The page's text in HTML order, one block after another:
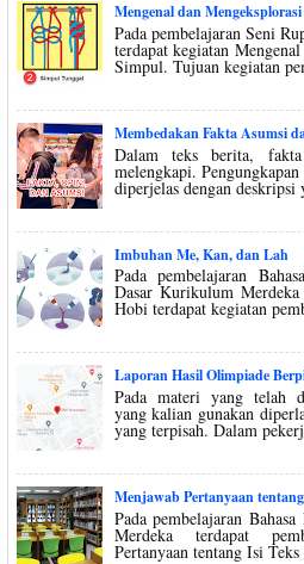
Mengenal dan
Pada pembelajaran Seni
terdapat kegiatan
Simpul. Tujuan kegiatan
Membedakan Fakta Asumsi
Dalam teks berita,
melengkapi.
diperjelas dengan deskripsi
Imbuhan Me, Kan, dan Lah
Pada pembelajaran
Dasar Kurikulum
Hobi terdapat kegiatan
Laporan Hasil Olimpiade
Pada materi yang telah
yang kalian gunakan
yang terpisah. Dalam
Menjawab Pertanyaan
Pada pembelajaran
Merdeka terdapat
Pertanyaan tentang Isi